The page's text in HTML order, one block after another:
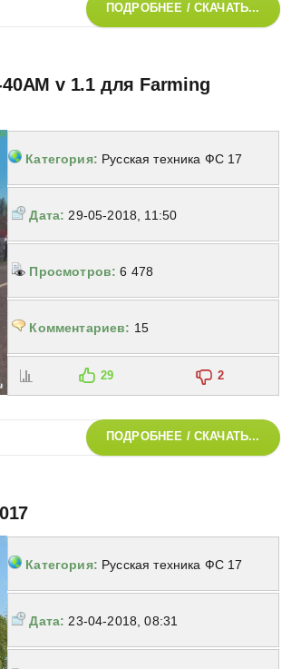
ПОДРОБНЕЕ / СКАЧАТЬ...
v 1.1 для Farming
Категория: Русская техника ФС 17
Дата: 29-05-2018, 11:50
Просмотров: 6 478
Комментариев: 15
29 2
ПОДРОБНЕЕ / СКАЧАТЬ...
Категория: Русская техника ФС 17
Дата: 23-04-2018, 08:31